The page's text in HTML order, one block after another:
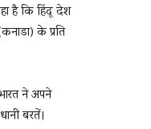
है कि हिंदू देश
के प्रति
ने अपने
बरतें।